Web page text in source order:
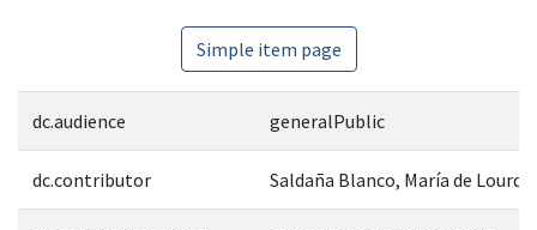
Simple item page
dc.audience generalPublic
dc.contributor Saldaña Blanco, María de